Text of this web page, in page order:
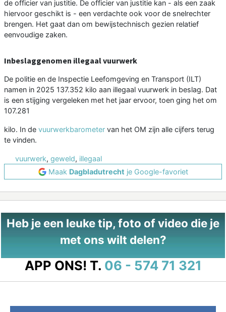
de officier van justitie. De officier van justitie kan - als een zaak
hiervoor geschikt is - een verdachte ook voor de snelrechter
brengen. Het gaat dan om bewijstechnisch gezien relatief
eenvoudige zaken.
Inbeslaggenomen illegaal vuurwerk
De politie en de Inspectie Leefomgeving en Transport (ILT)
namen in 2025 137.352 kilo aan illegaal vuurwerk in beslag. Dat
is een stijging vergeleken met het jaar ervoor, toen ging het om
107.281
kilo. In de vuurwerkbarometer van het OM zijn alle cijfers terug
te vinden.
vuurwerk, geweld, illegaal
Maak Dagbladutrecht je Google-favoriet
Heb je een leuke tip, foto of video die je
met ons wilt delen?
APP ONS! T. 06 - 574 71 321